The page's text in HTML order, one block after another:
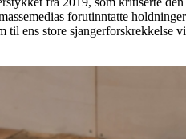
forutinntatte
ens store sjangerforskrekkelse